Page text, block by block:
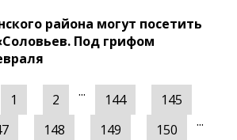
района могут посетить
Под грифом
1 2 ... 144
145
148 149 150 ...